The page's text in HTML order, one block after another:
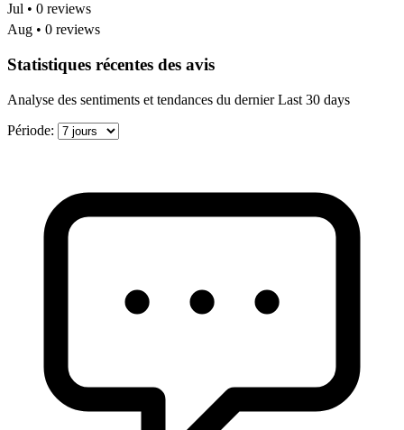
Jul • 0 reviews
Aug • 0 reviews
Statistiques récentes des avis
Analyse des sentiments et tendances du dernier Last 30 days
Période: